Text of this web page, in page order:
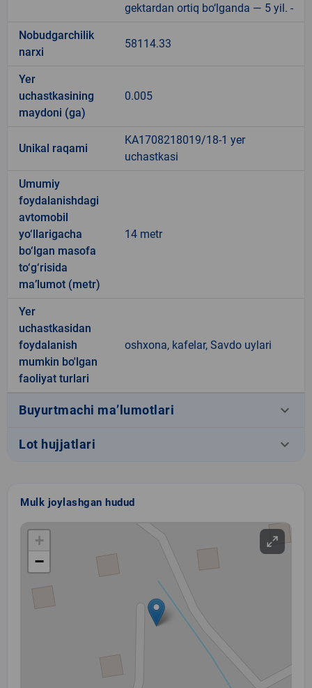
gektardan ortiq bo‘lganda — 5 yil. -
Nobudgarchilik
narxi
58114.33
Yer
uchastkasining
maydoni (ga)
0.005
Unikal raqami
KA1708218019/18-1 yer
uchastkasi
Umumiy
foydalanishdagi
avtomobil
yo‘llarigacha
bo‘lgan masofa
to‘g‘risida
ma’lumot (metr)
14 metr
Yer
uchastkasidan
foydalanish
mumkin bo'lgan
faoliyat turlari
oshxona, kafelar, Savdo uylari
Buyurtmachi ma’lumotlari keyboard_arrow_down
Lot hujjatlari keyboard_arrow_down
Mulk joylashgan hudud
+
−